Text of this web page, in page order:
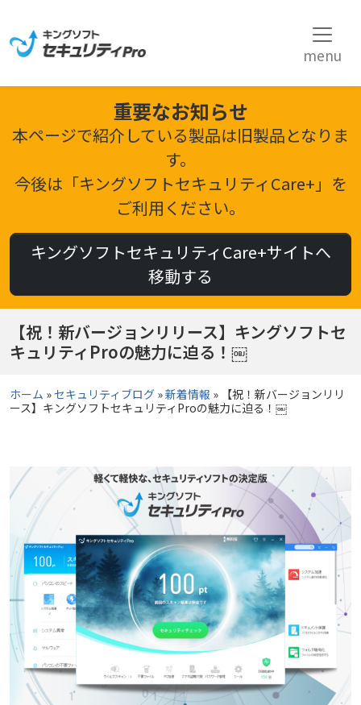
the
menu
重要なお知らせ
本ページで紹介している製品は旧製品となりま
す。
今後は「キングソフトセキュリティCare+」を
ご利用ください。
キングソフトセキュリティCare+サイトへ
移動する
【祝！新バージョンリリース】キングソフトセ
キュリティProの魅力に迫る！￼
ホーム »セキュリティブログ »新着情報 » 【祝！新バージョンリリ
ース】キングソフトセキュリティProの魅力に迫る！￼